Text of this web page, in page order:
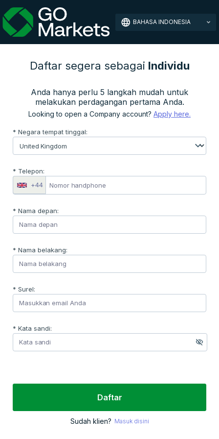
BAHASA INDONESIA
Daftar segera sebagai Individu
Anda hanya perlu 5 langkah mudah untuk
melakukan perdagangan pertama Anda.
Looking to open a Company account? Apply here.
* Negara tempat tinggal:
* Telepon:
+44
* Nama depan:
* Nama belakang:
* Surel:
* Kata sandi:
Daftar
Sudah klien? Masuk disini